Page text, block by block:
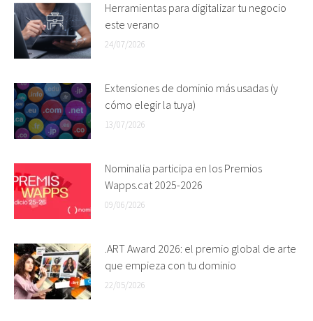
Herramientas para digitalizar tu negocio
este verano
24/07/2026
Extensiones de dominio más usadas (y
cómo elegir la tuya)
13/07/2026
Nominalia participa en los Premios
Wapps.cat 2025-2026
09/06/2026
.ART Award 2026: el premio global de arte
que empieza con tu dominio
22/05/2026